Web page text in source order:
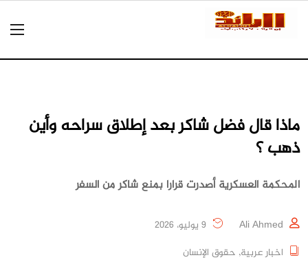
ماذا قال فضل شاكر بعد إطلاق سراحه وأين
ذهب ؟
المحكمة العسكرية أصدرت قرارا بمنع شاكر من السفر
Ali Ahmed
اخبار عربية, حقوق الإنسان